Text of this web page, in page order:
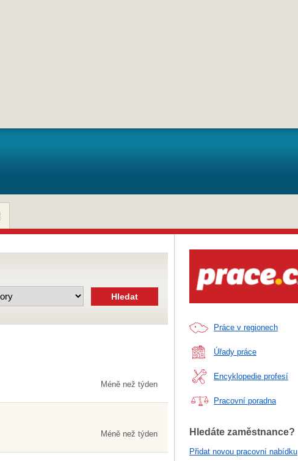
Méně než týden
Méně než týden
Práce v regionech
Úřady práce
Encyklopedie profesí
Pracovní poradna
Hledáte zaměstnance?
Přidat novou pracovní nabídku